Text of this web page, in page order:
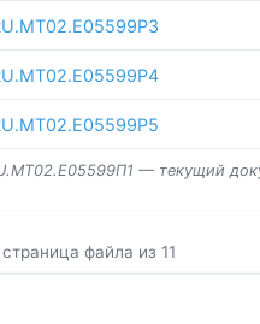
— текущий
файла из 11